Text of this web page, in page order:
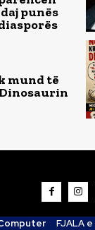
punës
mund të
FJALA e